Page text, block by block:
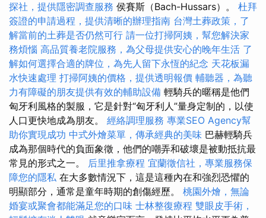
探社，提供隱密調查服務 侯賽斯（Bach-Hussars）。 杜拜
簽證的申請過程，提供清晰的辦理指南 台灣土葬政策，了
解當前的土葬是否仍然可行 請一位打掃阿姨，幫您解決家
務煩惱 高品質養老院服務，為父母提供安心的晚年生活 了
解如何選擇合適的牌位，為先人留下永恆的紀念 天花板漏
水快速處理 打掃阿姨的價格，提供透明報價 輔聽器，為聽
力有障礙的朋友提供有效的輔助設備 輕騎兵的暱稱是他們
匈牙利風格的製服，它是針對“匈牙利人”量身定制的，以使
人口更快地成為朋友。 經絡調理服務 專業SEO Agency幫
助你實現成功 中式外燴菜單，傳承經典的美味 巴赫輕騎兵
成為那個時代的負面象徵，他們的嘲弄和破壞是被動抵抗最
常見的形式之一。 后里推拿療程 宜蘭徵信社，專業服務保
障您的隱私 在大多數情況下，這是這種內在和強烈恐懼的
明顯部分，通常是童年時期的創傷經歷。 桃園外燴，無論
婚宴或聚會都能滿足您的口味 士林整復療程 雙眼皮手術，